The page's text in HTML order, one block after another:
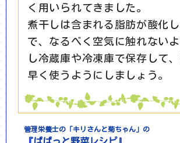
く用いられてきました。
煮干しは含まれる脂肪が酸化
で、なるべく空気に触れない
し冷蔵庫や冷凍庫で保存して
早く使うようにしましょう。
管理栄養士の「キリさんと菊ちゃん」の